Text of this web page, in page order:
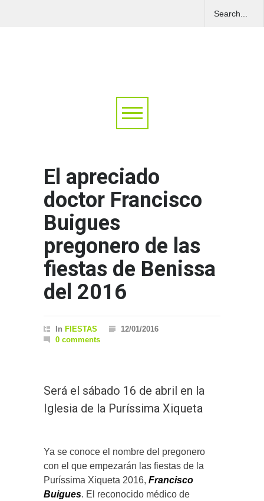
El apreciado
doctor Francisco
Buigues
pregonero de las
fiestas de Benissa
del 2016
In FIESTAS
12/01/2016
0 comments
Será el sábado 16 de abril en la
Iglesia de la Puríssima Xiqueta
Ya se conoce el nombre del pregonero
con el que empezarán las fiestas de la
Puríssima Xiqueta 2016, Francisco
Buigues. El reconocido médico de